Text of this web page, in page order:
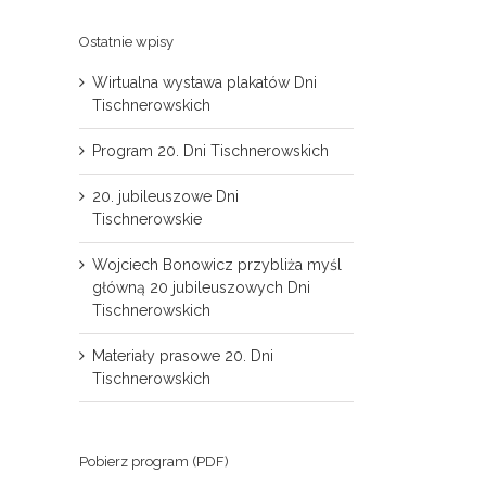
Ostatnie wpisy
Wirtualna wystawa plakatów Dni
Tischnerowskich
Program 20. Dni Tischnerowskich
20. jubileuszowe Dni
Tischnerowskie
Wojciech Bonowicz przybliża myśl
główną 20 jubileuszowych Dni
Tischnerowskich
Materiały prasowe 20. Dni
Tischnerowskich
Pobierz program (PDF)